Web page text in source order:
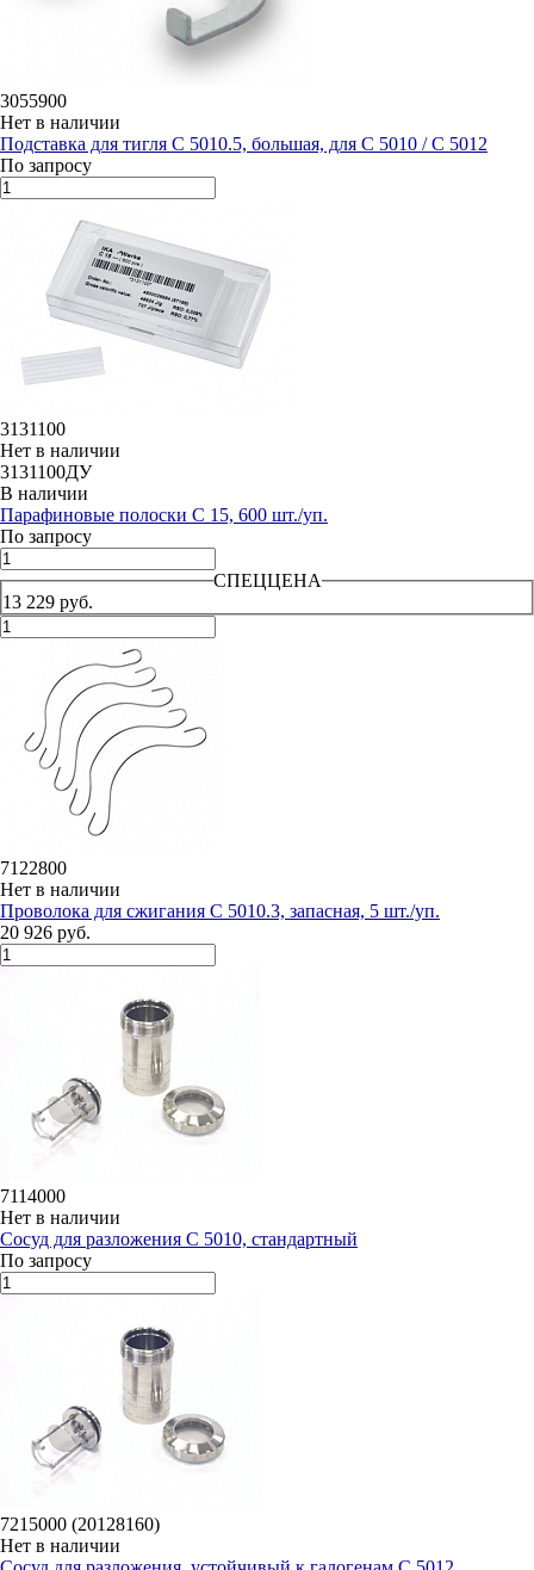
3055900
Нет в наличии
Подставка для тигля C 5010.5, большая, для C 5010 / C 5012
По запросу
3131100
Нет в наличии
3131100ДУ
В наличии
Парафиновые полоски C 15, 600 шт./уп.
По запросу
СПЕЦЦЕНА
13 229 руб.
7122800
Нет в наличии
Проволока для сжигания C 5010.3, запасная, 5 шт./уп.
20 926 руб.
7114000
Нет в наличии
Сосуд для разложения C 5010, стандартный
По запросу
7215000 (20128160)
Нет в наличии